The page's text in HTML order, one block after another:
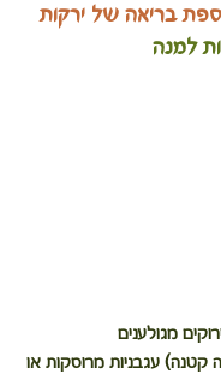
בריאה של ירקות
קטנה) עגבניות מרוסקות או